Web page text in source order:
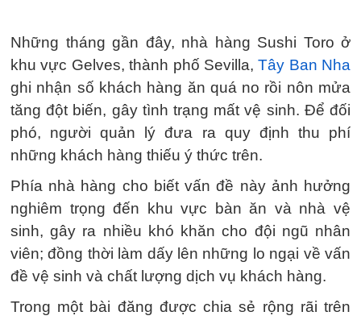
Những tháng gần đây, nhà hàng Sushi Toro ở
khu vực Gelves, thành phố Sevilla,Tây Ban Nha
ghi nhận số khách hàng ăn quá no rồi nôn mửa
tăng đột biến, gây tình trạng mất vệ sinh. Để đối
phó, người quản lý đưa ra quy định thu phí
những khách hàng thiếu ý thức trên.
Phía nhà hàng cho biết vấn đề này ảnh hưởng
nghiêm trọng đến khu vực bàn ăn và nhà vệ
sinh, gây ra nhiều khó khăn cho đội ngũ nhân
viên; đồng thời làm dấy lên những lo ngại về vấn
đề vệ sinh và chất lượng dịch vụ khách hàng.
Trong một bài đăng được chia sẻ rộng rãi trên